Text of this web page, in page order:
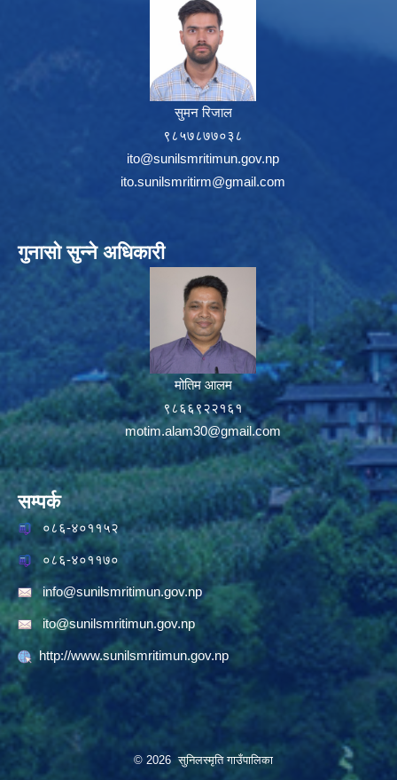
सुमन रिजाल
९८५७८७७०३८
ito@sunilsmritimun.gov.np
ito.sunilsmritirm@gmail.com
गुनासो सुन्ने अधिकारी
मोतिम आलम
९८६६९२२१६१
motim.alam30@gmail.com
सम्पर्क
०८६-४०११५२
०८६-४०११७०
info@sunilsmritimun.gov.np
ito@sunilsmritimun.gov.np
http://www.sunilsmritimun.gov.np
© 2026 सुनिलस्मृति गाउँपालिका